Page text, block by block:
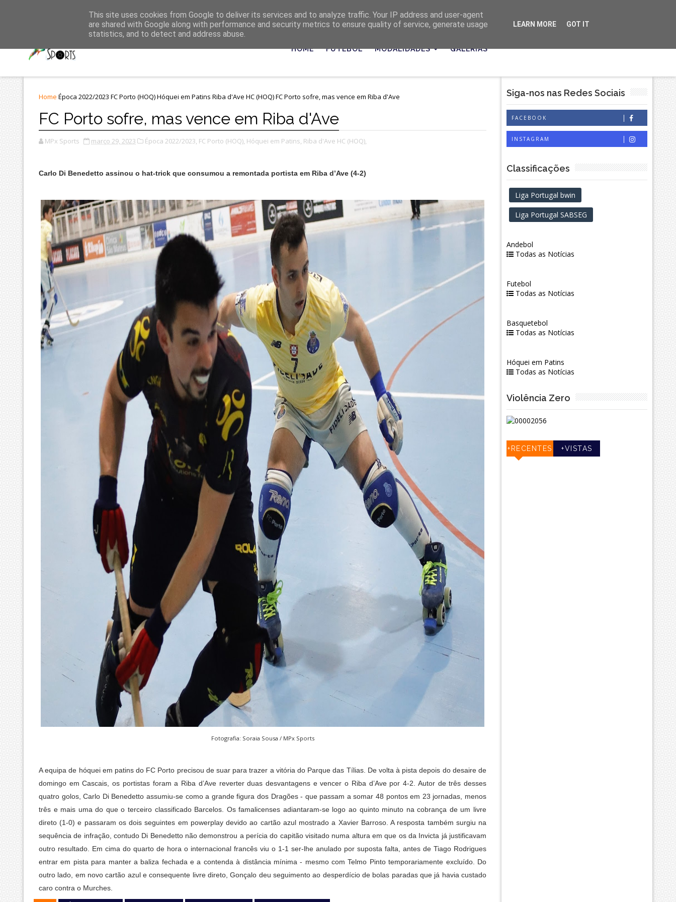
HOME FUTEBOL MODALIDADES GALERIAS
Home Época 2022/2023 FC Porto (HOQ)Hóquei em Patins Riba d'Ave HC (HOQ)FC Porto sofre, mas vence em Riba d'Ave
FC Porto sofre, mas vence em Riba d'Ave
MPx Sports março 29, 2023 Época 2022/2023, FC Porto (HOQ), Hóquei em Patins, Riba d'Ave HC (HOQ),
Carlo Di Benedetto assinou o hat-trick que consumou a remontada portista em Riba d’Ave (4-2)
Fotografia: Soraia Sousa / MPx Sports
A equipa de hóquei em patins do FC Porto precisou de suar para trazer a vitória do Parque das Tílias. De volta à pista depois do desaire de
domingo em Cascais, os portistas foram a Riba d’Ave reverter duas desvantagens e vencer o Riba d’Ave por 4-2. Autor de três desses
quatro golos, Carlo Di Benedetto assumiu-se como a grande figura dos Dragões - que passam a somar 48 pontos em 23 jornadas, menos
três e mais uma do que o terceiro classificado Barcelos. Os famalicenses adiantaram-se logo ao quinto minuto na cobrança de um livre
direto (1-0) e passaram os dois seguintes em powerplay devido ao cartão azul mostrado a Xavier Barroso. A resposta também surgiu na
sequência de infração, contudo Di Benedetto não demonstrou a perícia do capitão visitado numa altura em que os da Invicta já justificavam
outro resultado. Em cima do quarto de hora o internacional francês viu o 1-1 ser-lhe anulado por suposta falta, antes de Tiago Rodrigues
entrar em pista para manter a baliza fechada e a contenda à distância mínima - mesmo com Telmo Pinto temporariamente excluído. Do
outro lado, em novo cartão azul e consequente livre direto, Gonçalo deu seguimento ao desperdício de bolas paradas que já havia custado
caro contra o Murches.
Siga-nos nas Redes Sociais
FACEBOOK
INSTAGRAM
Classificações
Liga Portugal bwin
Liga Portugal SABSEG
Andebol
Todas as Notícias
Futebol
Todas as Notícias
Basquetebol
Todas as Notícias
Hóquei em Patins
Todas as Notícias
Violência Zero
+RECENTES +VISTAS
This site uses cookies from Google to deliver its services and to analyze traffic. Your IP address and user-agent
are shared with Google along with performance and security metrics to ensure quality of service, generate usage
statistics, and to detect and address abuse.
LEARN MORE GOT IT